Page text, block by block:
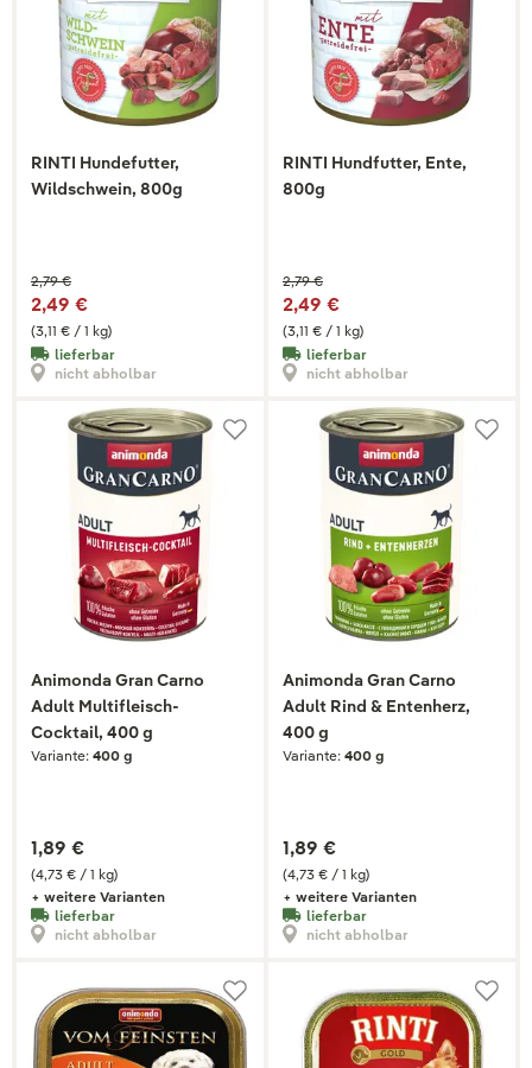
RINTI Hundefutter,
Wildschwein, 800g
(3,11 € / 1 kg)
2,79 €
2,49 €
lieferbar
nicht abholbar
RINTI Hundfutter, Ente,
800g
(3,11 € / 1 kg)
2,79 €
2,49 €
lieferbar
nicht abholbar
Animonda Gran Carno
Adult Multifleisch-
Cocktail, 400 g
Variante: 400 g
(4,73 € / 1 kg)
1,89 €
+ weitere Varianten
lieferbar
nicht abholbar
Animonda Gran Carno
Adult Rind & Entenherz,
400 g
Variante: 400 g
(4,73 € / 1 kg)
1,89 €
+ weitere Varianten
lieferbar
nicht abholbar